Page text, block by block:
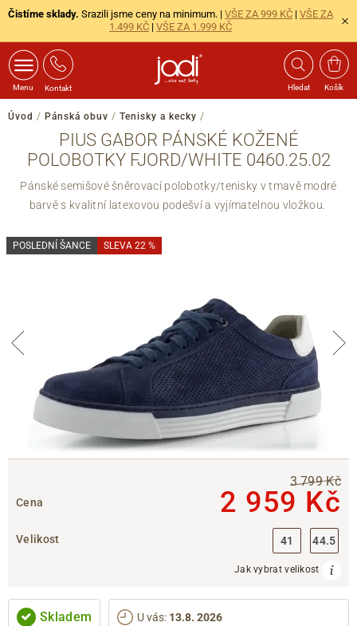
Čistíme sklady. Srazili jsme ceny na minimum. | VŠE ZA 999 KČ | VŠE ZA
1.499 KČ | VŠE ZA 1.999 KČ
Menu Kontakt Hledat Košík
Úvod / Pánská obuv / Tenisky a kecky /
PIUS GABOR PÁNSKÉ KOŽENÉ
POLOBOTKY FJORD/WHITE 0460.25.02
Pánské semišové šněrovací polobotky/tenisky v tmavě modré
barvě s kvalitní latexovou podešví a vyjímatelnou vložkou.
POSLEDNÍ ŠANCE SLEVA 22 %
Cena
3 799 Kč
2 959 Kč
Velikost 41 44.5
Jak vybrat velikost
Skladem U vás: 13.8. 2026